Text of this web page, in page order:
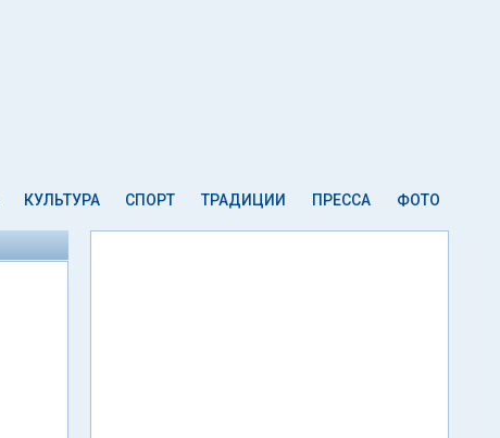
КУЛЬТУРА СПОРТ ТРАДИЦИИ ПРЕССА ФОТО